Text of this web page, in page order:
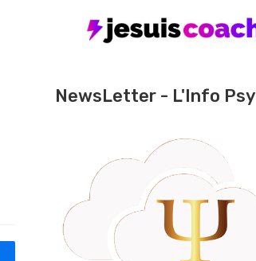
NewsLetter - L'Info Psy